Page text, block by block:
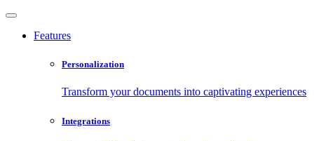
Features
Personalization
Transform your documents into captivating experiences
Integrations